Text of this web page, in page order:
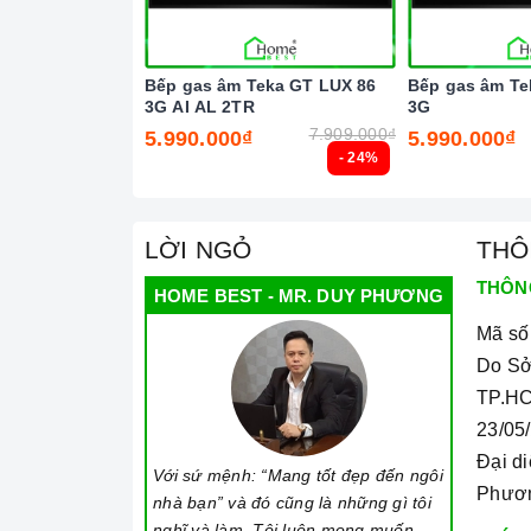
bếp.
Đối với các vết bẩn cứng đầu, có thể
bếp.
Lưu ý chỉ nên thực hiện việc này khi bếp
hưởng đến cảm ứng
Thường xuyên lau chùibếpvà giữ vệ
- 24%
Bếp gas âm Teka GT LUX 86
3G AI AL 2TR
5.990.000₫ 7.909.000₫
Bếp gas âm
3G
5.990.000₫
LỜI NGỎ
HOME BEST - MR. DUY PHƯƠNG
Với sứ mệnh: “Mang tốt đẹp đến ngôi
nhà bạn” và đó cũng là những gì tôi
Mã
Do
23/
Đại